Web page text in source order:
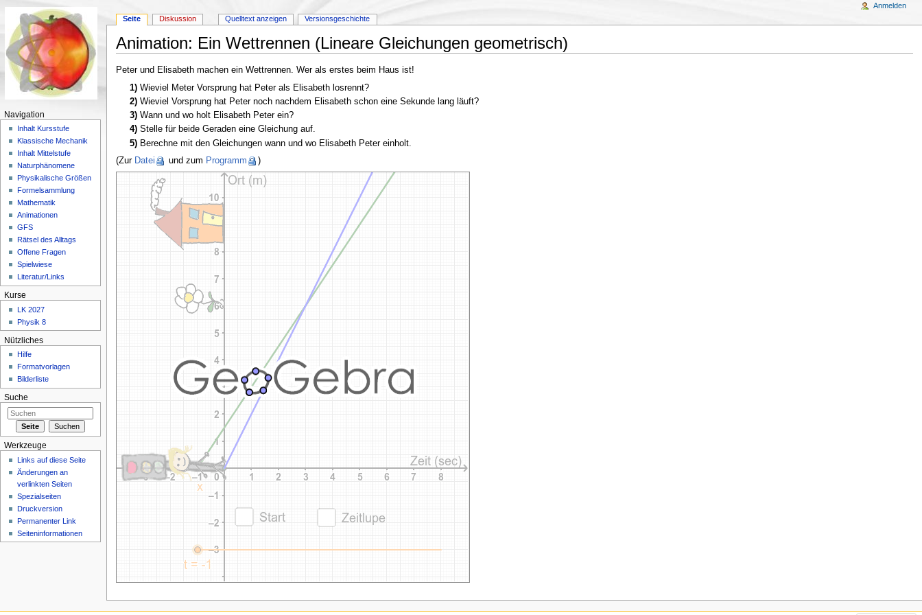
Animation: Ein Wettrennen (Lineare Gleichungen geometrisch)
Peter und Elisabeth machen ein Wettrennen. Wer als erstes beim Haus ist!
1)Wieviel Meter Vorsprung hat Peter als Elisabeth losrennt?
2)Wieviel Vorsprung hat Peter noch nachdem Elisabeth schon eine Sekunde lang läuft?
3)Wann und wo holt Elisabeth Peter ein?
4)Stelle für beide Geraden eine Gleichung auf.
5)Berechne mit den Gleichungen wann und wo Elisabeth Peter einholt.
(Zur Datei und zum Programm )
Seite Diskussion Quelltext anzeigen Versionsgeschichte
Anmelden
Navigation
Inhalt Kursstufe
Klassische Mechanik
Inhalt Mittelstufe
Naturphänomene
Physikalische Größen
Formelsammlung
Mathematik
Animationen
GFS
Rätsel des Alltags
Offene Fragen
Spielwiese
Literatur/Links
Kurse
LK 2027
Physik 8
Nützliches
Hilfe
Formatvorlagen
Bilderliste
Suche
Werkzeuge
Links auf diese Seite
Änderungen an
verlinkten Seiten
Spezialseiten
Druckversion
Permanenter Link
Seiteninformationen